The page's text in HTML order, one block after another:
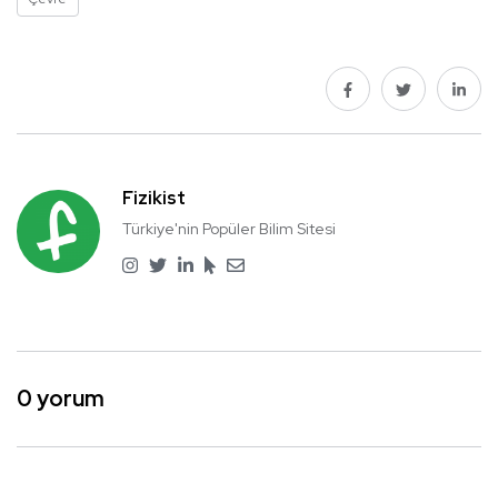
Fizikist
Türkiye'nin Popüler Bilim Sitesi
0 yorum